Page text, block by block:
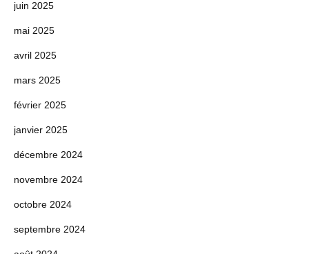
juin 2025
mai 2025
avril 2025
mars 2025
février 2025
janvier 2025
décembre 2024
novembre 2024
octobre 2024
septembre 2024